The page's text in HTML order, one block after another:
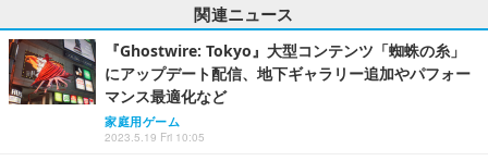
関連ニュース
『Ghostwire: Tokyo』大型コンテンツ「蜘蛛の糸」
にアップデート配信、地下ギャラリー追加やパフォー
マンス最適化など
家庭用ゲーム
2023.5.19 Fri 10:05